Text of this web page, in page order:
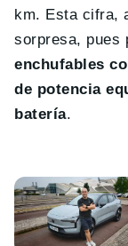
km. Esta cifra,
sorpresa, pues
enchufables
de potencia
batería.